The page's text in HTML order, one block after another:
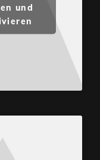
und